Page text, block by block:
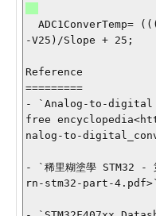
-V25)/Slope + 25;
Reference
=========
- `Analog-to-digital
free
nalog-to-
- `稀里糊塗學 STM32 -
rn-stm32-part-